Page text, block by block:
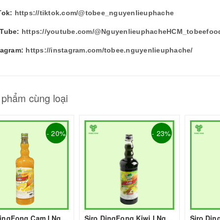
https://tiktok.com/@tobee_nguyenlieuphache
https://youtube.com/
https://instagram.com/tobee.nguyenlieuphache/
cùng loại
- 20% - 23%